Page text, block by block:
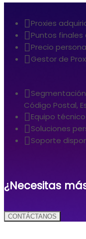
Proxies
Puntos finales
Precio
Gestor de
Código Postal,
Equipo
Soluciones
Soporte
¿Necesitas
CONTÁCTANOS